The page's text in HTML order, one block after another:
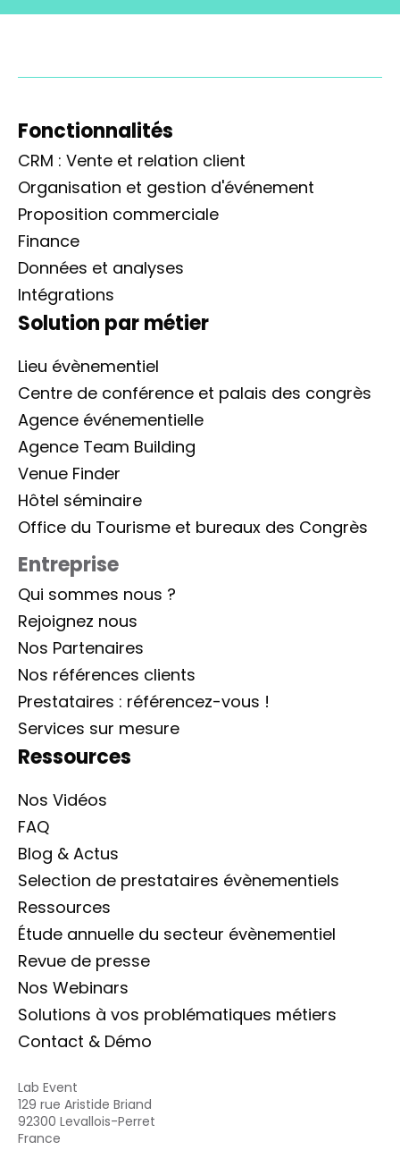
Fonctionnalités
CRM : Vente et relation client
Organisation et gestion d'événement
Proposition commerciale
Finance
Données et analyses
Intégrations
Solution par métier
Lieu évènementiel
Centre de conférence et palais des congrès
Agence événementielle
Agence Team Building
Venue Finder
Hôtel séminaire
Office du Tourisme et bureaux des Congrès
Entreprise
Qui sommes nous ?
Rejoignez nous
Nos Partenaires
Nos références clients
Prestataires : référencez-vous !
Services sur mesure
Ressources
Nos Vidéos
FAQ
Blog & Actus
Selection de prestataires évènementiels
Ressources
Étude annuelle du secteur évènementiel
Revue de presse
Nos Webinars
Solutions à vos problématiques métiers
Contact & Démo
Lab Event
129 rue Aristide Briand
92300 Levallois-Perret
France